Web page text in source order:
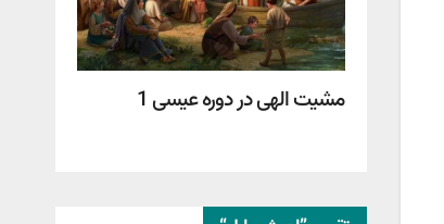
مشیت الهی در دوره عیسی 1